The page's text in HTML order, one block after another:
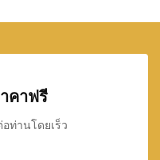
คาฟรี
ท่านโดยเร็ว